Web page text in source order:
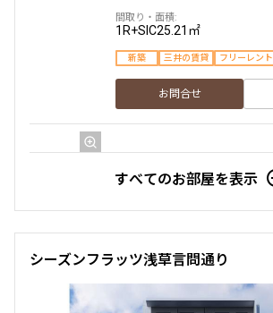
1R+SIC25.21㎡
新築 三井の賃貸 フリーレント
お問合せ
7階704
139,000円10,000円
1.0ヶ月 無
すべてのお部屋を表示
シーズンフラッツ浅草言問通り